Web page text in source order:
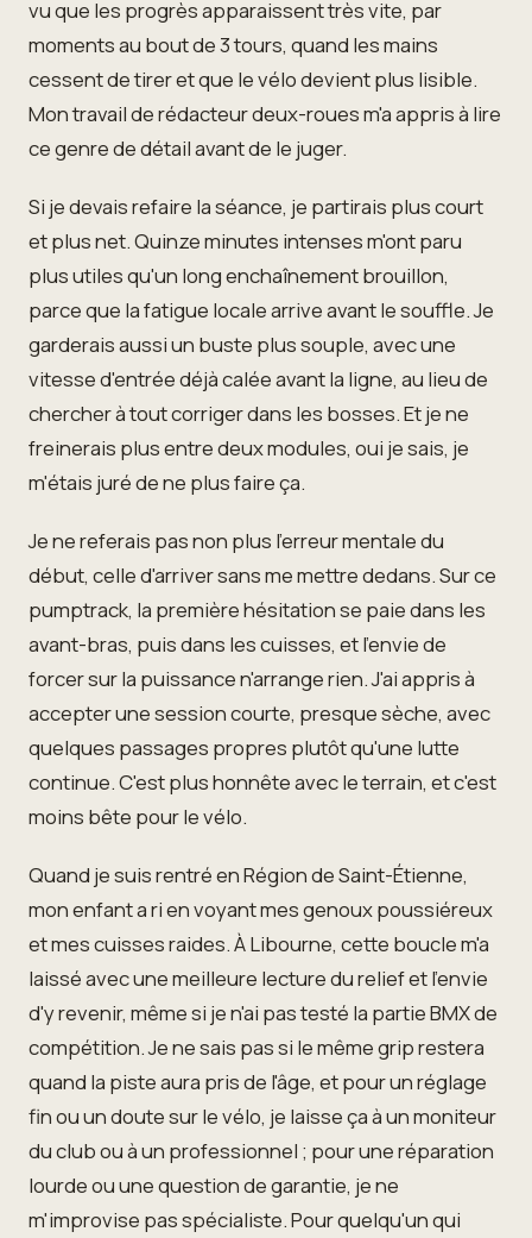
vu que les progrès apparaissent très vite, par
moments au bout de 3 tours, quand les mains
cessent de tirer et que le vélo devient plus lisible.
Mon travail de rédacteur deux-roues m'a appris à lire
ce genre de détail avant de le juger.
Si je devais refaire la séance, je partirais plus court
et plus net. Quinze minutes intenses m'ont paru
plus utiles qu'un long enchaînement brouillon,
parce que la fatigue locale arrive avant le souffle. Je
garderais aussi un buste plus souple, avec une
vitesse d'entrée déjà calée avant la ligne, au lieu de
chercher à tout corriger dans les bosses. Et je ne
freinerais plus entre deux modules, oui je sais, je
m'étais juré de ne plus faire ça.
Je ne referais pas non plus l'erreur mentale du
début, celle d'arriver sans me mettre dedans. Sur ce
pumptrack, la première hésitation se paie dans les
avant-bras, puis dans les cuisses, et l'envie de
forcer sur la puissance n'arrange rien. J'ai appris à
accepter une session courte, presque sèche, avec
quelques passages propres plutôt qu'une lutte
continue. C'est plus honnête avec le terrain, et c'est
moins bête pour le vélo.
Quand je suis rentré en Région de Saint-Étienne,
mon enfant a ri en voyant mes genoux poussiéreux
et mes cuisses raides. À Libourne, cette boucle m'a
laissé avec une meilleure lecture du relief et l'envie
d'y revenir, même si je n'ai pas testé la partie BMX de
compétition. Je ne sais pas si le même grip restera
quand la piste aura pris de l'âge, et pour un réglage
fin ou un doute sur le vélo, je laisse ça à un moniteur
du club ou à un professionnel ; pour une réparation
lourde ou une question de garantie, je ne
m'improvise pas spécialiste. Pour quelqu'un qui